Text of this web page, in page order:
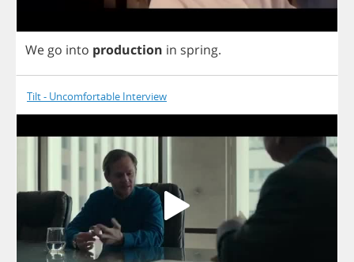
Wego into production in spring.
Tilt - Uncomfortable Interview